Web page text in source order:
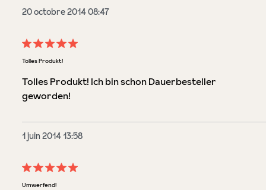
20 octobre 2014 08:47
Évaluation avec une note de 5 sur 5 étoiles
Tolles Produkt!
Tolles Produkt! Ich bin schon Dauerbesteller
geworden!
1 juin 2014 13:58
Évaluation avec une note de 5 sur 5 étoiles
Umwerfend!